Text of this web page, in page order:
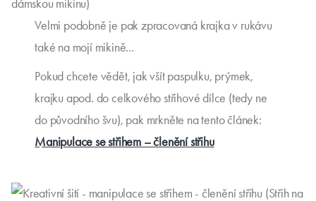
Velmi podobně je pak zpracovaná krajka v rukávu
také na mojí mikině...
Pokud chcete vědět, jak všít paspulku, prýmek,
krajku apod. do celkového střihové dílce (tedy ne
do původního švu), pak mrkněte na tento článek:
Manipulace se střihem – členění střihu